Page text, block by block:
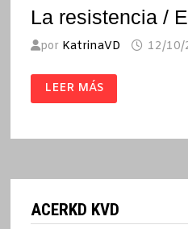
La resistencia /
por KatrinaVD 12/10/
LA
RESISTENCIA
/
LEER MÁS
ACERKD KVD